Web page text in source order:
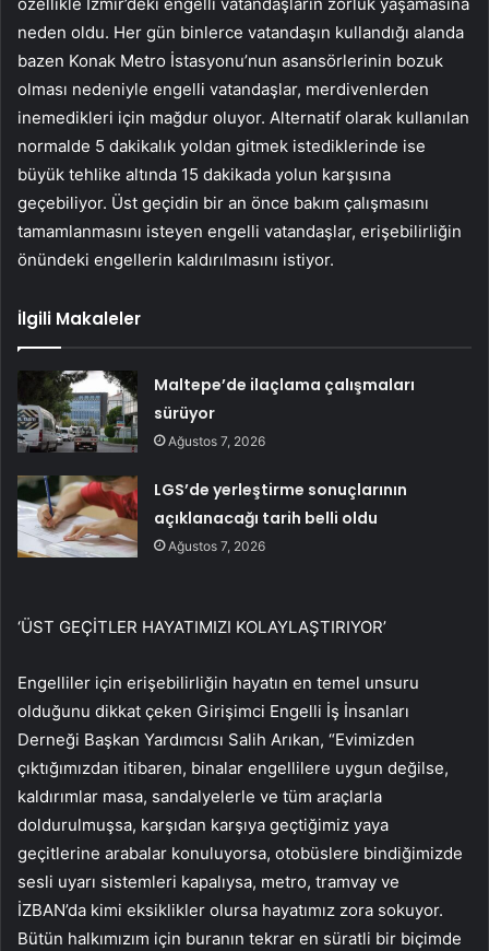
özellikle İzmir’deki engelli vatandaşların zorluk yaşamasına
neden oldu. Her gün binlerce vatandaşın kullandığı alanda
bazen Konak Metro İstasyonu’nun asansörlerinin bozuk
olması nedeniyle engelli vatandaşlar, merdivenlerden
inemedikleri için mağdur oluyor. Alternatif olarak kullanılan
normalde 5 dakikalık yoldan gitmek istediklerinde ise
büyük tehlike altında 15 dakikada yolun karşısına
geçebiliyor. Üst geçidin bir an önce bakım çalışmasını
tamamlanmasını isteyen engelli vatandaşlar, erişebilirliğin
önündeki engellerin kaldırılmasını istiyor.
İlgili Makaleler
Maltepe’de ilaçlama çalışmaları
sürüyor
Ağustos 7, 2026
LGS’de yerleştirme sonuçlarının
açıklanacağı tarih belli oldu
Ağustos 7, 2026
‘ÜST GEÇİTLER HAYATIMIZI KOLAYLAŞTIRIYOR’
Engelliler için erişebilirliğin hayatın en temel unsuru
olduğunu dikkat çeken Girişimci Engelli İş İnsanları
Derneği Başkan Yardımcısı Salih Arıkan, “Evimizden
çıktığımızdan itibaren, binalar engellilere uygun değilse,
kaldırımlar masa, sandalyelerle ve tüm araçlarla
doldurulmuşsa, karşıdan karşıya geçtiğimiz yaya
geçitlerine arabalar konuluyorsa, otobüslere bindiğimizde
sesli uyarı sistemleri kapalıysa, metro, tramvay ve
İZBAN’da kimi eksiklikler olursa hayatımız zora sokuyor.
Bütün halkımızım için buranın tekrar en süratli bir biçimde